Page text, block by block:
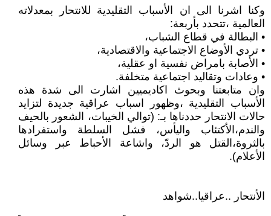
وكنا اشرنا الى ان الأسباب التقليدية للانتحار بمعدلاته
العالمية ،تتحدد بأربعة:
• البطالة في قطاع الشباب،
• تردي الأوضاع الاجتماعية والاقتصادية،
• الأصابة بامراض نفسية او عقلية،
• وعادات وتقاليد اجتماعية متخلفة.
وان متابعتنا وبحوث اكاديميين اشارت الى شدة هذه
الأسباب التقليدية ،وظهور اسباب عراقية جديدة لتزايد
حالات الانتحار حددناها بـ: (توالي الخيبات، الشعور بالحيف
والندم،الأكتئاب واليأس، فشل السلطة واستفرادها
بالثروة،القتل هو الردّ، واشاعة الأحباط عبر وسائل
الأعلام).
الأنتحار ..عراقيا..شواهد